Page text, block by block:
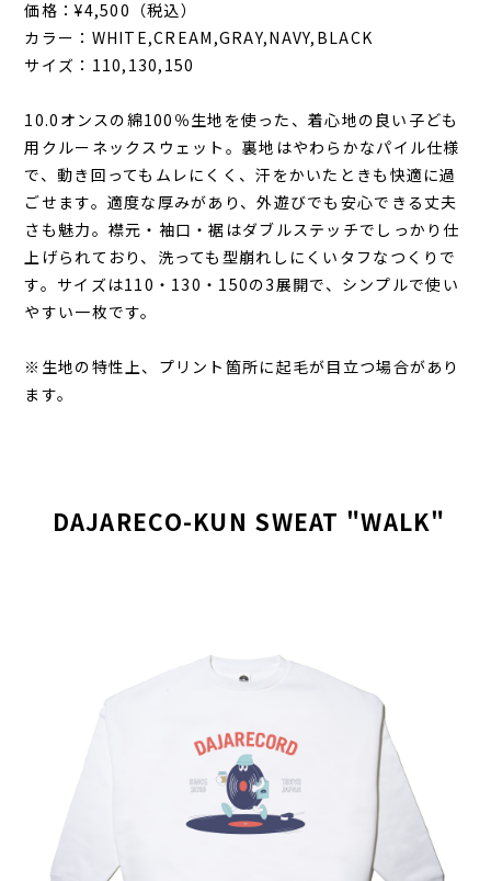
価格：¥4,500（税込）
カラー：WHITE,CREAM,GRAY,NAVY,BLACK
サイズ：110,130,150
10.0オンスの綿100％生地を使った、着心地の良い子ども
用クルーネックスウェット。裏地はやわらかなパイル仕様
で、動き回ってもムレにくく、汗をかいたときも快適に過
ごせます。適度な厚みがあり、外遊びでも安心できる丈夫
さも魅力。襟元・袖口・裾はダブルステッチでしっかり仕
上げられており、洗っても型崩れしにくいタフなつくりで
す。サイズは110・130・150の3展開で、シンプルで使い
やすい一枚です。
※生地の特性上、プリント箇所に起毛が目立つ場合があり
ます。
DAJARECO-KUN SWEAT "WALK"